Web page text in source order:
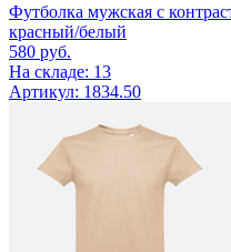
Футболка мужская с
красный/белый
580 руб.
На складе: 13
Артикул: 1834.50